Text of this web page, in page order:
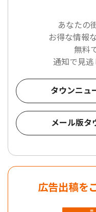
あなたの
お得な情報
無料
通知で見逃
タウンニュ
メール版タ
広告出稿を